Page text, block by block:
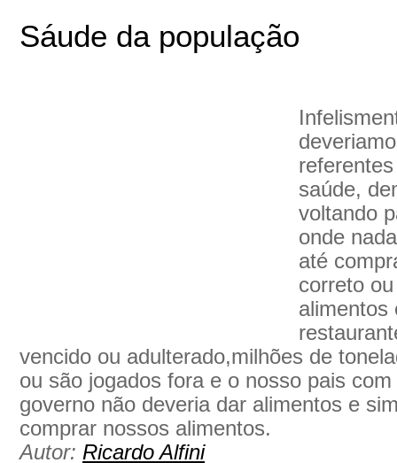
Sáude da população
saúde,
voltando
onde
até
correto
alimentos
vencido ou adulterado,milhões de
ou são jogados fora e o nosso pais
governo não deveria dar alimentos e
comprar nossos alimentos.
Autor: Ricardo Alfini